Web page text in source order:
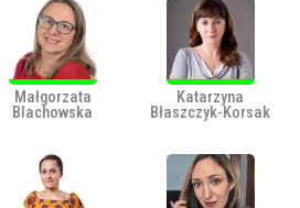
Małgorzata
Blachowska
Katarzyna
Błaszczyk-Korsak